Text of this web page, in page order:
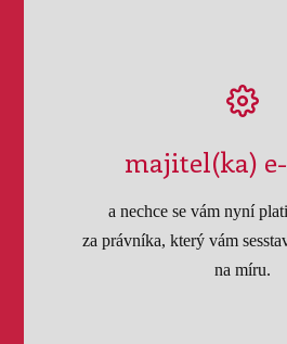
majitel(ka)
a nechce se vám nyní
za právníka, který vám
na míru.